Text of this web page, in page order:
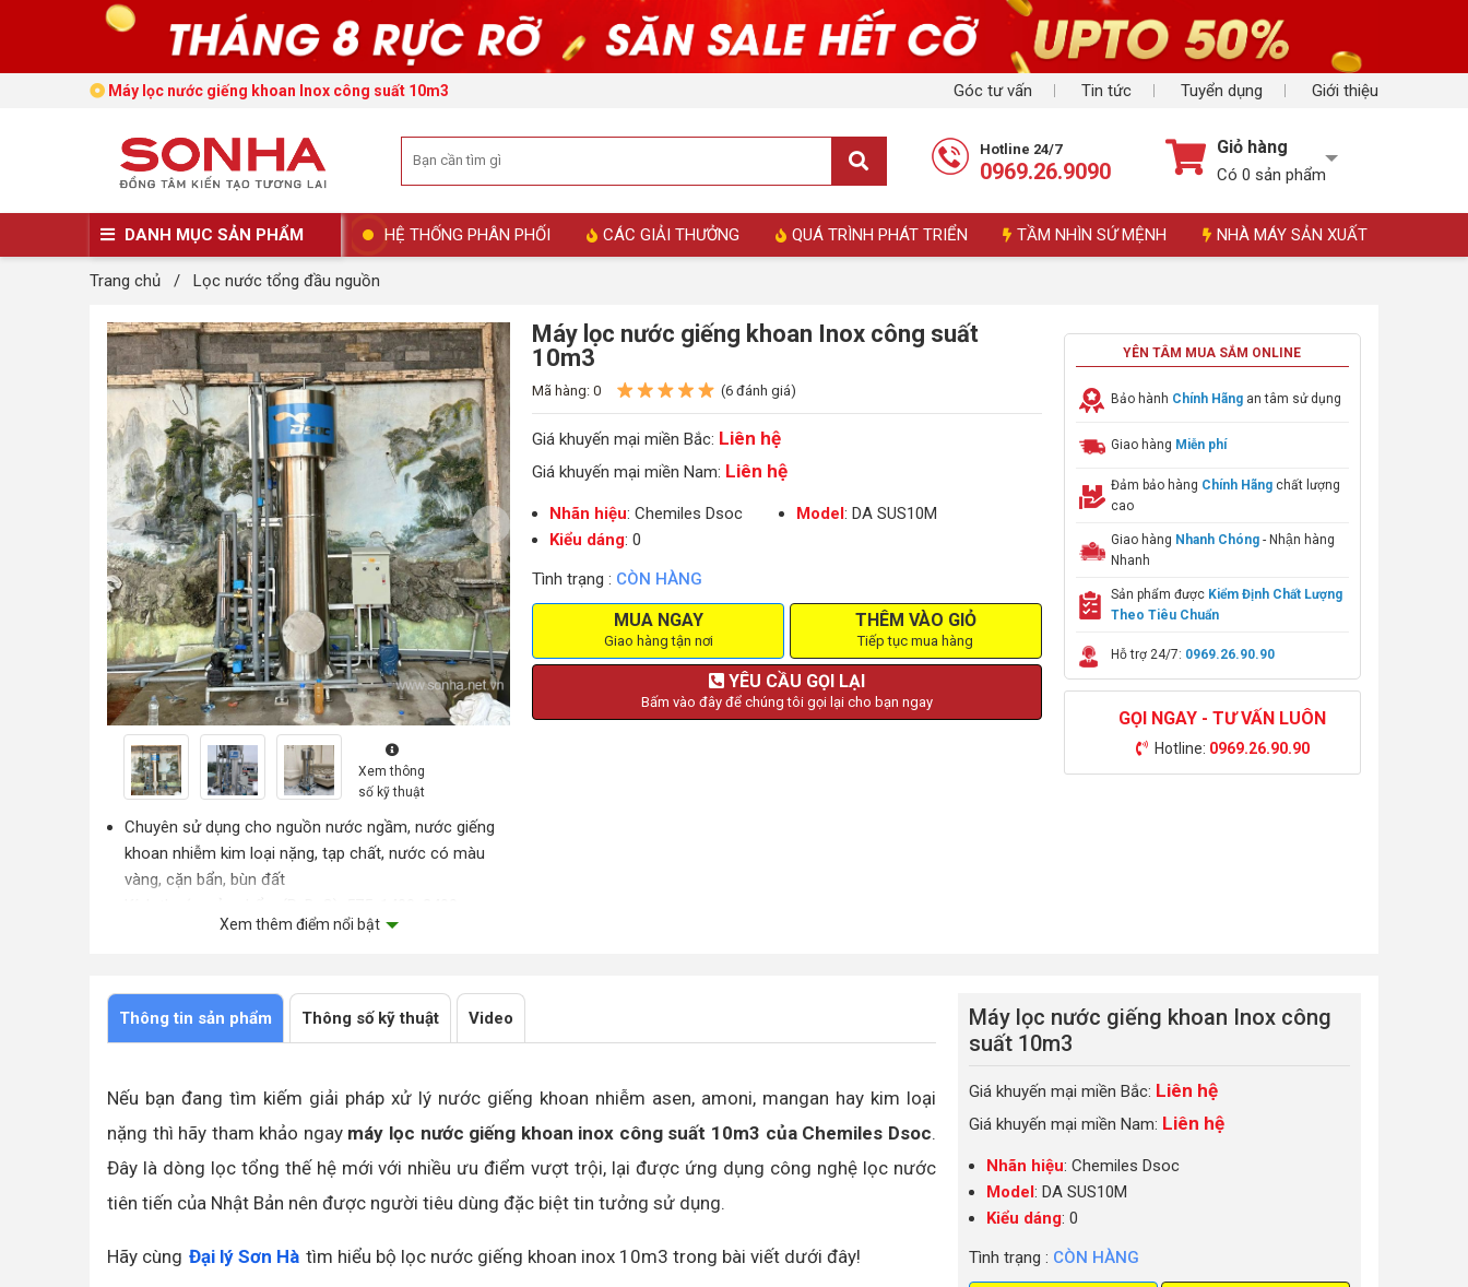
Góc tư vấn Tin tức Tuyển dụng Giới thiệu
Máy lọc nước giếng khoan Inox công suất 10m3
Hotline 24/7
0969.26.9090
Giỏ hàng
Có 0 sản phẩm
DANH MỤC SẢN PHẨM HỆ THỐNG PHÂN PHỐI CÁC GIẢI THƯỞNG QUÁ TRÌNH PHÁT TRIỂN TẦM NHÌN SỨ MỆNH NHÀ MÁY SẢN XUẤT
Trang chủ / Lọc nước tổng đầu nguồn
Xem thông
số kỹ thuật
Chuyên sử dụng cho nguồn nước ngầm, nước giếng
khoan nhiễm kim loại nặng, tạp chất, nước có màu
vàng, cặn bẩn, bùn đất
Xem thêm điểm nổi bật
Máy lọc nước giếng khoan Inox công suất
10m3
Mã hàng: 0 (6 đánh giá)
Giá khuyến mại miền Bắc: Liên hệ
Giá khuyến mại miền Nam: Liên hệ
Nhãn hiệu: Chemiles Dsoc Model: DA SUS10M
Kiểu dáng: 0
Tình trạng : CÒN HÀNG
MUA NGAY
Giao hàng tận nơi
THÊM VÀO GIỎ
Tiếp tục mua hàng
YÊU CẦU GỌI LẠI
Bấm vào đây để chúng tôi gọi lại cho bạn ngay
YÊN TÂM MUA SẮM ONLINE
Bảo hành Chính Hãng an tâm sử dụng
Giao hàng Miễn phí
Đảm bảo hàng Chính Hãngchất lượng
cao
Giao hàng Nhanh Chóng- Nhận hàng
Nhanh
Sản phẩm được Kiểm Định Chất Lượng
Theo Tiêu Chuẩn
Hỗ trợ 24/7: 0969.26.90.90
GỌI NGAY - TƯ VẤN LUÔN
Hotline: 0969.26.90.90
Thông tin sản phẩm Thông số kỹ thuật Video
Nếu bạn đang tìm kiếm giải pháp xử lý nước giếng khoan nhiễm asen, amoni, mangan hay kim loại
nặng thì hãy tham khảo ngay máy lọc nước giếng khoan inox công suất 10m3 của Chemiles Dsoc.
Đây là dòng lọc tổng thế hệ mới với nhiều ưu điểm vượt trội, lại được ứng dụng công nghệ lọc nước
tiên tiến của Nhật Bản nên được người tiêu dùng đặc biệt tin tưởng sử dụng.
Hãy cùng Đại lý Sơn Hà tìm hiểu bộ lọc nước giếng khoan inox 10m3 trong bài viết dưới đây!
Máy lọc nước giếng khoan Inox công
suất 10m3
Giá khuyến mại miền Bắc: Liên hệ
Giá khuyến mại miền Nam: Liên hệ
Nhãn hiệu: Chemiles Dsoc
Model : DA SUS10M
Kiểu dáng: 0
Tình trạng : CÒN HÀNG